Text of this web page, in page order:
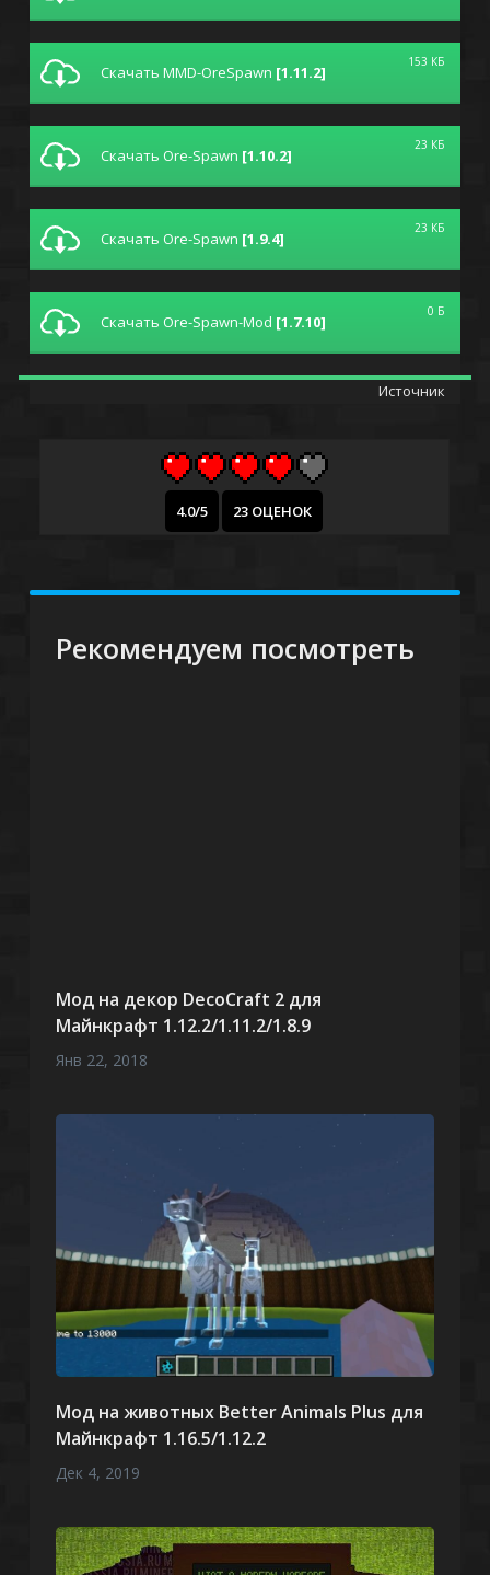
Скачать MMD-OreSpawn [1.11.2]
153 КБ
Скачать Ore-Spawn [1.10.2]
23 КБ
Скачать Ore-Spawn [1.9.4]
23 КБ
Скачать Ore-Spawn-Mod [1.7.10]
0 Б
Источник
4.0/5 23 ОЦЕНОК
Рекомендуем посмотреть
Мод на декор DecoCraft 2 для
Майнкрафт 1.12.2/1.11.2/1.8.9
Янв 22, 2018
Мод на животных Better Animals Plus для
Майнкрафт 1.16.5/1.12.2
Дек 4, 2019